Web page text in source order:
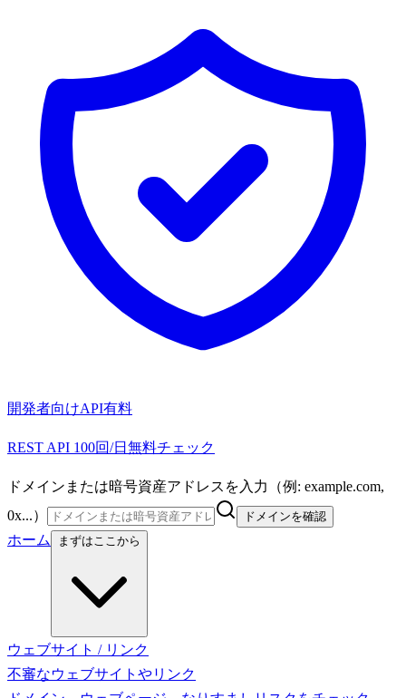
開発者向けAPI有料
REST API 100回/日無料チェック
ドメインまたは暗号資産アドレスを入力（例: example.com,
0x...）
ドメインを確認
ホーム まずはここから
ウェブサイト / リンク
不審なウェブサイトやリンク